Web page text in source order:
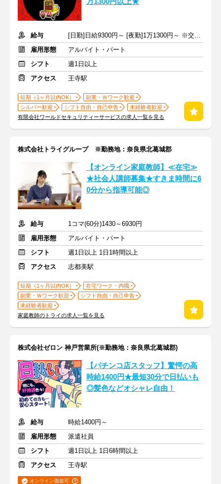
給与
[日勤]日給9300円～ [夜勤]1万1300円～ ※交通費規定支給
雇用形態
アルバイト・パート
シフト
週1日以上
アクセス
王寺駅
短期（1ヶ月以内OK）
副業・Ｗワーク歓迎
シルバー歓迎
シフト自由・自己申告
未経験者歓迎
有限会社ワールドセキュリティーサービスの求人一覧を見る
株式会社トライグループ ※勤務地：奈良県北葛城郡
【オンライン家庭教師】≪在宅≫
★社会人講師募集★すきま時間に6
0分から指導可能◎
給与
1コマ(60分)1430～6930円
雇用形態
アルバイト・パート
シフト
週1日以上 1日1時間以上
アクセス
志都美駅
短期（1ヶ月以内OK）
在宅ワーク・内職
副業・Ｗワーク歓迎
シフト自由・自己申告
未経験者歓迎
家庭教師のトライの求人一覧を見る
株式会社ゼロン 神戸営業所(※勤務地：奈良県北葛城郡)
【パチンコ店スタッフ】驚愕の高
時給1400円★最短30分で日払いも
◎髪色などオシャレ自由！
給与
時給1400円～
雇用形態
派遣社員
シフト
週1日以上 1日6時間以上
アクセス
王寺駅
オンライン面接可